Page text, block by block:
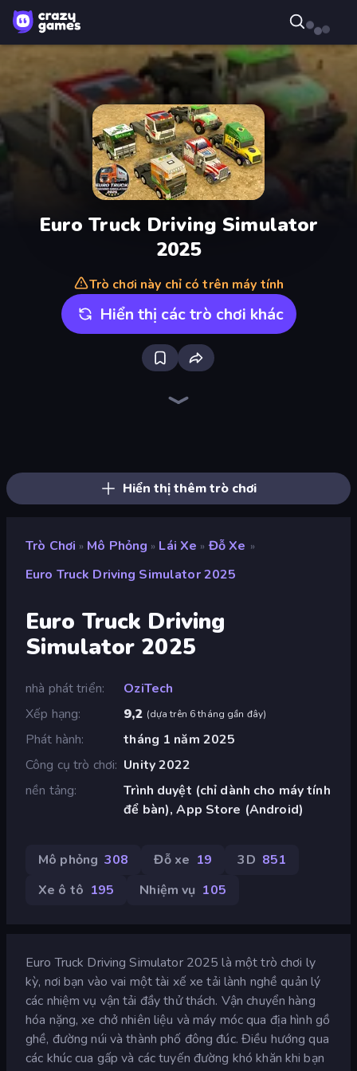
Euro Truck Driving Simulator
2025
Trò chơi này chỉ có trên máy tính
Hiển thị các trò chơi khác
Hiển thị thêm trò chơi
Trò Chơi » Mô Phỏng » Lái Xe » Đỗ Xe »
Euro Truck Driving Simulator 2025
Euro Truck Driving
Simulator 2025
nhà phát triển
OziTech
Xếp hạng
9,2 (dựa trên 6 tháng gần đây)
Phát hành
tháng 1 năm 2025
Công cụ trò chơi Unity 2022
nền tảng
Trình duyệt (chỉ dành cho máy tính
để bàn), App Store (Android)
Mô phỏng 308 Đỗ xe 19 3D 851
Xe ô tô 195 Nhiệm vụ 105
Euro Truck Driving Simulator 2025 là một trò chơi ly
kỳ, nơi bạn vào vai một tài xế xe tải lành nghề quản lý
các nhiệm vụ vận tải đầy thử thách. Vận chuyển hàng
hóa nặng, xe chở nhiên liệu và máy móc qua địa hình gồ
ghề, đường núi và thành phố đông đúc. Điều hướng qua
các khúc cua gấp và các tuyến đường khó khăn khi bạn